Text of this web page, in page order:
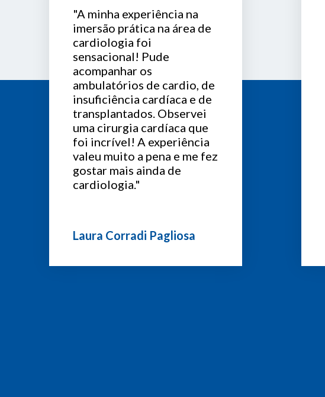
"A minha experiência na
imersão prática na área de
cardiologia foi
sensacional! Pude
acompanhar os
ambulatórios de cardio, de
insuficiência cardíaca e de
transplantados. Observei
uma cirurgia cardíaca que
foi incrível! A experiência
valeu muito a pena e me fez
gostar mais ainda de
cardiologia."
Laura Corradi Pagliosa